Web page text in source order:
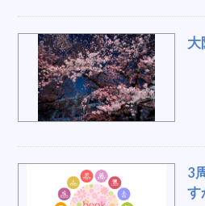
パンチカーペット
社内コ
WEBサイト
アクリル
冷房
お祭り
案内
食事 YAMAHA
お洒落
抽選会
ベルトインポール
個人宅
テープカット用リボン
振
面談セット
大
3
す